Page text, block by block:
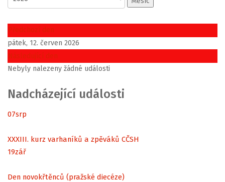
Předchozí den
pátek, 12. červen 2026
Následující den
Nebyly nalezeny žádné události
Nadcházející události
07srp
XXXIII. kurz varhaníků a zpěváků CČSH
19zář
Den novokřtěnců (pražské diecéze)